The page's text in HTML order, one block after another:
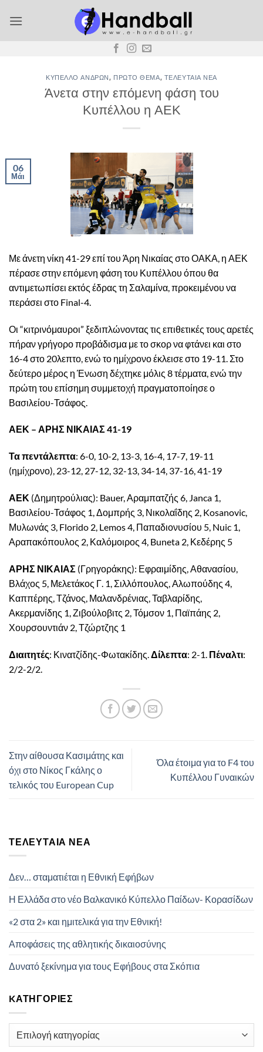
στο
ΚΎΠΕΛΛΟ ΑΝΔΡΏΝ, ΠΡΏΤΟ ΘΈΜΑ, ΤΕΛΕΥΤΑΊΑ ΝΈΑ
Άνετα στην επόμενη φάση του
Κυπέλλου η ΑΕΚ
06
Μάι
Με άνετη νίκη 41-29 επί του Άρη Νικαίας στο ΟΑΚΑ, η ΑΕΚ
πέρασε στην επόμενη φάση του Κυπέλλου όπου θα
αντιμετωπίσει εκτός έδρας τη Σαλαμίνα, προκειμένου να
περάσει στο Final-4.
Οι “κιτρινόμαυροι” ξεδιπλώνοντας τις επιθετικές τους αρετές
πήραν γρήγορο προβάδισμα με το σκορ να φτάνει και στο
16-4 στο 20λεπτο, ενώ το ημίχρονο έκλεισε στο 19-11. Στο
δεύτερο μέρος η Ένωση δέχτηκε μόλις 8 τέρματα, ενώ την
πρώτη του επίσημη συμμετοχή πραγματοποίησε ο
Βασιλείου-Τσάφος.
ΑΕΚ – ΑΡΗΣ ΝΙΚΑΙΑΣ 41-19
Τα πεντάλεπτα: 6-0, 10-2, 13-3, 16-4, 17-7, 19-11
(ημίχρονο), 23-12, 27-12, 32-13, 34-14, 37-16, 41-19
ΑΕΚ (Δημητρούλιας): Bauer, Αραμπατζής 6, Janca 1,
Βασιλείου-Τσάφος 1, Δομπρής 3, Νικολαΐδης 2, Kosanovic,
Μυλωνάς 3, Florido 2, Lemos 4, Παπαδιονυσίου 5, Nuic 1,
Αραπακόπουλος 2, Καλόμοιρος 4, Buneta 2, Κεδέρης 5
ΑΡΗΣ ΝΙΚΑΙΑΣ (Γρηγοράκης): Εφραιμίδης, Αθανασίου,
Βλάχος 5, Μελετάκος Γ. 1, Σιλλόπουλος, Αλωπούδης 4,
Καππέρης, Τζάνος, Μαλανδρένιας, Ταβλαρίδης,
Ακερμανίδης 1, Ζιβούλοβιτς 2, Τόμσον 1, Παϊπάης 2,
Χουρσουντιάν 2, Τζώρτζης 1
Διαιτητές: Κινατζίδης-Φωτακίδης. Δίλεπτα: 2-1. Πέναλτι:
2/2-2/2.
Στην αίθουσα Κασιμάτης και
όχι στο Νίκος Γκάλης ο
τελικός του European Cup
Όλα έτοιμα για το F4 του
Κυπέλλου Γυναικών
ΤΕΛΕΥΤΑΊΑ ΝΈΑ
Δεν… σταματιέται η Εθνική Εφήβων
Η Ελλάδα στο νέο Βαλκανικό Κύπελλο Παίδων- Κορασίδων
«2 στα 2» και ημιτελικά για την Εθνική!
Αποφάσεις της αθλητικής δικαιοσύνης
Δυνατό ξεκίνημα για τους Εφήβους στα Σκόπια
KΑΤΗΓΟΡΊΕΣ
Kατηγορίες